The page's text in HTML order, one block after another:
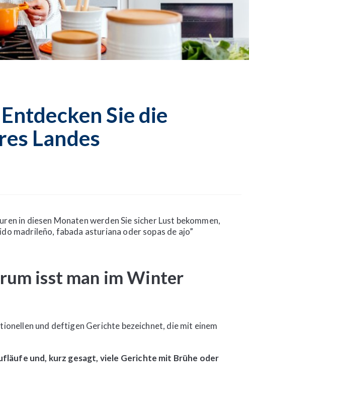
Sie die
Landes
in diesen Monaten werden Sie sicher Lust bekommen,
madrileño, fabada asturiana oder sopas de ajo”
isst man im Winter
und deftigen Gerichte bezeichnet, die mit einem
und, kurz gesagt, viele Gerichte mit Brühe oder